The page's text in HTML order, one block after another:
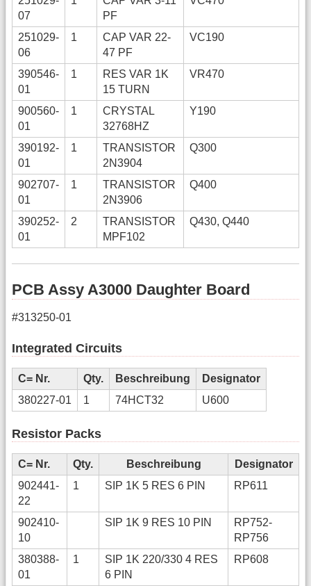
07
PF
251029-
06
1
CAP VAR 22-
47 PF
VC190
390546-
01
1
RES VAR 1K
15 TURN
VR470
900560-
01
1
CRYSTAL
32768HZ
Y190
390192-
01
1
TRANSISTOR
2N3904
Q300
902707-
01
1
TRANSISTOR
2N3906
Q400
390252-
01
2
TRANSISTOR
MPF102
Q430, Q440
PCB Assy A3000 Daughter Board
#313250-01
Integrated Circuits
C= Nr. Qty. Beschreibung
Designator
380227-01
1 74HCT32 U600
Resistor Packs
C= Nr. Qty. Beschreibung
Designator
902441-
22
1 SIP 1K 5 RES 6 PIN RP611
902410-
10
SIP 1K 9 RES 10 PIN
RP752-
RP756
380388-
01
1
SIP 1K 220/330 4 RES
6 PIN
RP608